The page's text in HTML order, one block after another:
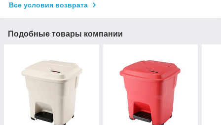
Все условия возврата
Подобные товары компании